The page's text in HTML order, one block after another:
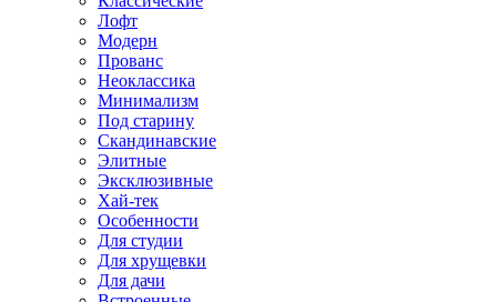
Лофт
Модерн
Прованс
Неоклассика
Минимализм
Под старину
Скандинавские
Элитные
Эксклюзивные
Хай-тек
Особенности
Для студии
Для хрущевки
Для дачи